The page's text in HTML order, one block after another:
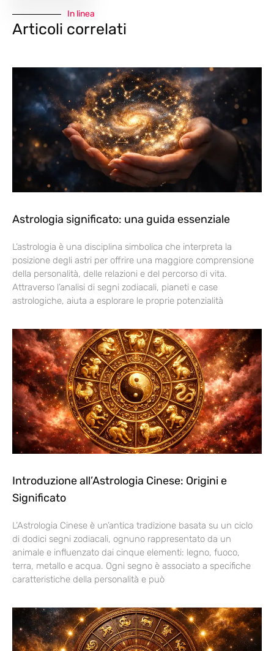
In linea
Articoli correlati
Astrologia significato: una guida essenziale
L’astrologia è una disciplina simbolica che interpreta la
posizione degli astri per offrire una maggiore comprensione
della personalità, delle relazioni e del percorso di vita.
Attraverso l’analisi di segni zodiacali, pianeti e case
astrologiche, aiuta a esplorare le proprie potenzialità
Introduzione all’Astrologia Cinese: Origini e
Significato
L’Astrologia Cinese è un’antica tradizione basata su un ciclo
di dodici segni zodiacali, ognuno rappresentato da un
animale e influenzato dai cinque elementi: legno, fuoco,
terra, metallo e acqua. Ogni segno è associato a specifiche
caratteristiche della personalità e può